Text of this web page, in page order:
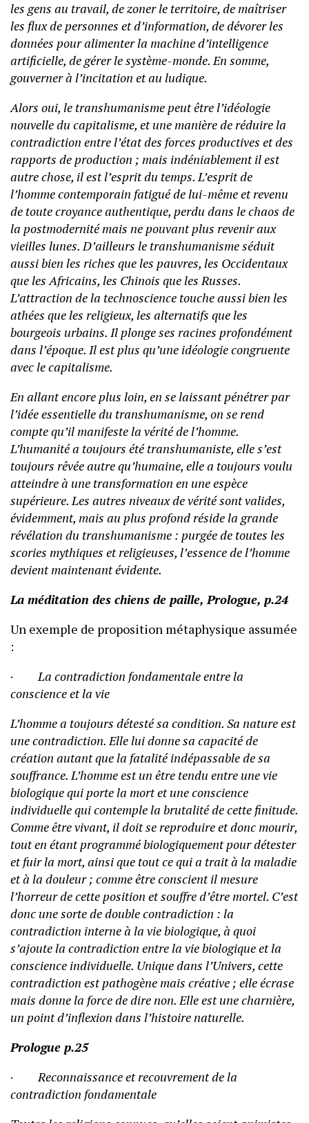
les gens au travail, de zoner le territoire, de maîtriser
les flux de personnes et d’information, de dévorer les
données pour alimenter la machine d’intelligence
artificielle, de gérer le système-monde. En somme,
gouverner à l’incitation et au ludique.
Alors oui, le transhumanisme peut être l’idéologie
nouvelle du capitalisme, et une manière de réduire la
contradiction entre l’état des forces productives et des
rapports de production ; mais indéniablement il est
autre chose, il est l’esprit du temps. L’esprit de
l’homme contemporain fatigué de lui-même et revenu
de toute croyance authentique, perdu dans le chaos de
la postmodernité mais ne pouvant plus revenir aux
vieilles lunes. D’ailleurs le transhumanisme séduit
aussi bien les riches que les pauvres, les Occidentaux
que les Africains, les Chinois que les Russes.
L’attraction de la technoscience touche aussi bien les
athées que les religieux, les alternatifs que les
bourgeois urbains. Il plonge ses racines profondément
dans l’époque. Il est plus qu’une idéologie congruente
avec le capitalisme.
En allant encore plus loin, en se laissant pénétrer par
l’idée essentielle du transhumanisme, on se rend
compte qu’il manifeste la vérité de l’homme.
L’humanité a toujours été transhumaniste, elle s’est
toujours rêvée autre qu’humaine, elle a toujours voulu
atteindre à une transformation en une espèce
supérieure. Les autres niveaux de vérité sont valides,
évidemment, mais au plus profond réside la grande
révélation du transhumanisme : purgée de toutes les
scories mythiques et religieuses, l’essence de l’homme
devient maintenant évidente.
La méditation des chiens de paille, Prologue, p.24
Un exemple de proposition métaphysique assumée
:
·
La contradiction fondamentale entre la
conscience et la vie
L’homme a toujours détesté sa condition. Sa nature est
une contradiction. Elle lui donne sa capacité de
création autant que la fatalité indépassable de sa
souffrance. L’homme est un être tendu entre une vie
biologique qui porte la mort et une conscience
individuelle qui contemple la brutalité de cette finitude.
Comme être vivant, il doit se reproduire et donc mourir,
tout en étant programmé biologiquement pour détester
et fuir la mort, ainsi que tout ce qui a trait à la maladie
et à la douleur ; comme être conscient il mesure
l’horreur de cette position et souffre d’être mortel. C’est
donc une sorte de double contradiction : la
contradiction interne à la vie biologique, à quoi
s’ajoute la contradiction entre la vie biologique et la
conscience individuelle. Unique dans l’Univers, cette
contradiction est pathogène mais créative ; elle écrase
mais donne la force de dire non. Elle est une charnière,
un point d’inflexion dans l’histoire naturelle.
Prologue p.25
·
Reconnaissance et recouvrement de la
contradiction fondamentale